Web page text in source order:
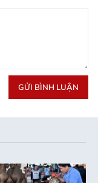
GỬI BÌNH LUẬN